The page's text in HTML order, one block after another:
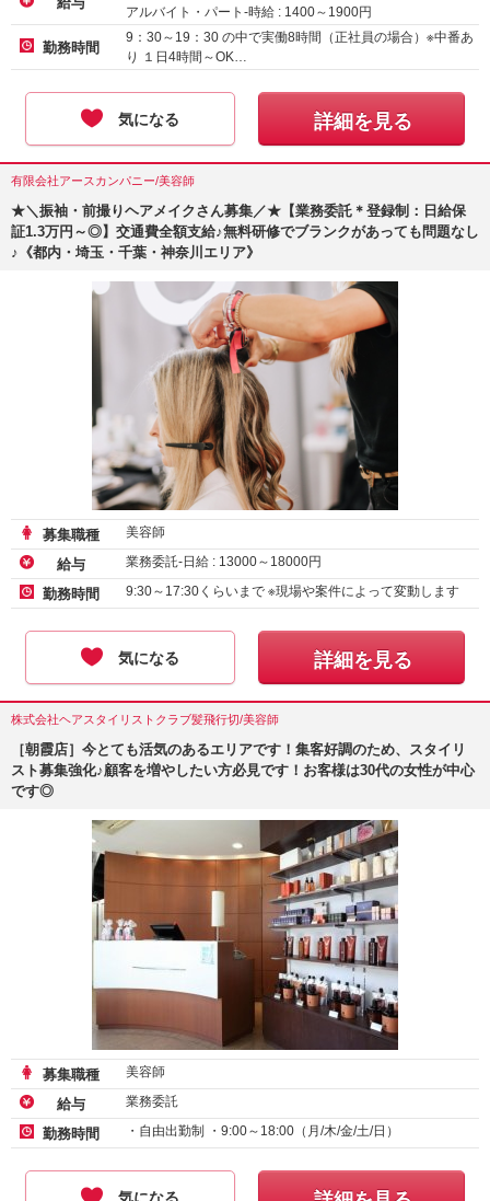
アルバイト・パート-時給 : 1400～ 1900円
正社員（新卒）-月給230000円～
勤務時間
9：30～19：30 の中で実働8時間（正社員の場合）※中番あ
り １日4時間～OK…
気になる 詳細を見る
有限会社アースカンパニー/美容師
★＼振袖・前撮りヘアメイクさん募集／★【業務委託＊登録制：日給保
証1.3万円～◎】交通費全額支給♪無料研修でブランクがあっても問題なし
♪《都内・埼玉・千葉・神奈川エリア》
募集職種 美容師
給与 業務委託-日給 : 13000～ 18000円
勤務時間 9:30～17:30くらいまで ※現場や案件によって変動します
気になる 詳細を見る
株式会社ヘアスタイリストクラブ髪飛行切/美容師
［朝霞店］今とても活気のあるエリアです！集客好調のため、スタイリ
スト募集強化♪顧客を増やしたい方必見です！お客様は30代の女性が中心
です◎
募集職種 美容師
給与 業務委託
勤務時間 ・自由出勤制 ・9:00～18:00（月/木/金/土/日）